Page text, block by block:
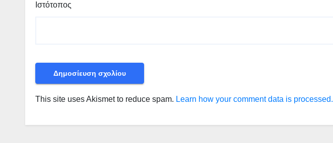
Ιστότοπος
This site uses Akismet to reduce spam. Learn how your comment data is processed.